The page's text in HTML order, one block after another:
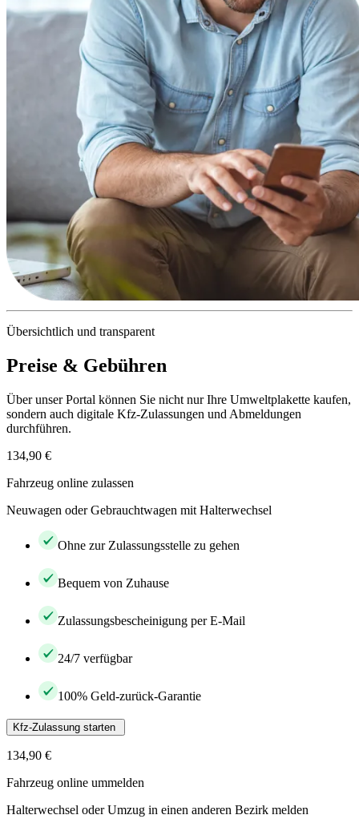
Übersichtlich und transparent
Preise & Gebühren
Über unser Portal können Sie nicht nur Ihre Umweltplakette kaufen,
sondern auch digitale Kfz-Zulassungen und Abmeldungen
durchführen.
134,90 €
Fahrzeug online zulassen
Neuwagen oder Gebrauchtwagen mit Halterwechsel
Ohne zur Zulassungsstelle zu gehen
Bequem von Zuhause
Zulassungsbescheinigung per E-Mail
24/7 verfügbar
100% Geld-zurück-Garantie
Kfz-Zulassung starten
134,90 €
Fahrzeug online ummelden
Halterwechsel oder Umzug in einen anderen Bezirk melden